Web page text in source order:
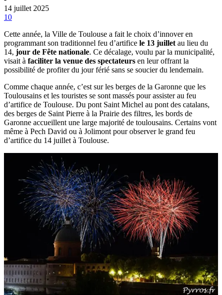
14 juillet 2025
10
Cette année, la Ville de Toulouse a fait le choix d’innover en
programmant son traditionnel feu d’artifice le 13 juillet au lieu du
14, jour de Fête nationale. Ce décalage, voulu par la municipalité,
visait à faciliter la venue des spectateurs en leur offrant la
possibilité de profiter du jour férié sans se soucier du lendemain.
Comme chaque année, c’est sur les berges de la Garonne que les
Toulousains et les touristes se sont massés pour assister au feu
d’artifice de Toulouse. Du pont Saint Michel au pont des catalans,
des berges de Saint Pierre à la Prairie des filtres, les bords de
Garonne accueillent une large majorité de toulousains. Certains vont
même à Pech David ou à Jolimont pour observer le grand feu
d’artifice du 14 juillet à Toulouse.